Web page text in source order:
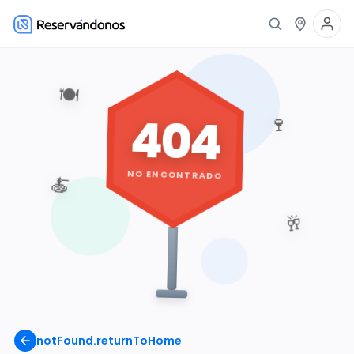
notFound.returnToHome
🍽️
🍷
🥂
🍝
404
NO ENCONTRADO